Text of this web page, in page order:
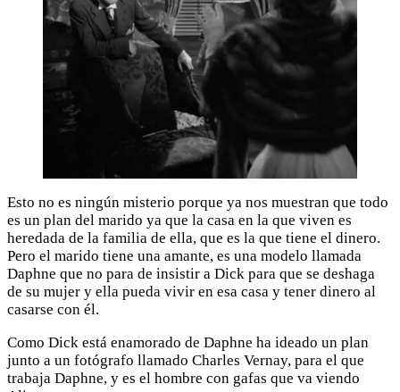
Esto no es ningún misterio porque ya nos muestran que todo
es un plan del marido ya que la casa en la que viven es
heredada de la familia de ella, que es la que tiene el dinero.
Pero el marido tiene una amante, es una modelo llamada
Daphne que no para de insistir a Dick para que se deshaga
de su mujer y ella pueda vivir en esa casa y tener dinero al
casarse con él.
Como Dick está enamorado de Daphne ha ideado un plan
junto a un fotógrafo llamado Charles Vernay, para el que
trabaja Daphne, y es el hombre con gafas que va viendo